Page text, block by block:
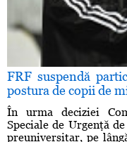
FRF suspendă
postura de copii de
În urma deciziei
Speciale de Urgenţă
preuniversitar, pe